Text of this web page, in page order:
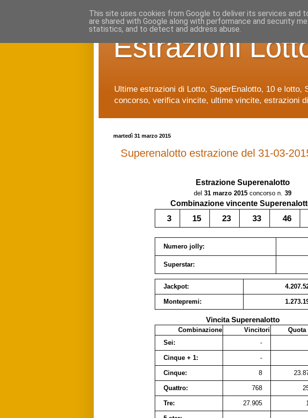
Estrazioni
Ultime estrazioni di Lotto, SuperEnalotto, 10 e
concorso, verifica vincite, ultime vincite, estrazioni
martedì 31 marzo 2015
Superenalotto estrazione del 31-03-
Estrazione Superenalotto
del 31 marzo 2015 concorso n. 39
Combinazione vincente
3 15 23 33 46
Numero jolly:
Superstar:
Jackpot:
Montepremi:
Vincita Superenalotto
Combinazione Vincitori
Sei:
-
Cinque + 1: -
Cinque: 8
Quattro: 768
Tre: 27.905
This site uses cookies from Google to deliver its services and
are shared with Google along with performance and security
statistics, and to detect and address abuse.